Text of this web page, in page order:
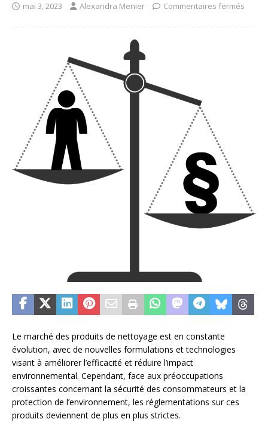
mai 3, 2023 Alexandra Menier Commentaires fermés
Le marché des produits de nettoyage est en constante
évolution, avec de nouvelles formulations et technologies
visant à améliorer l’efficacité et réduire l’impact
environnemental. Cependant, face aux préoccupations
croissantes concernant la sécurité des consommateurs et la
protection de l’environnement, les réglementations sur ces
produits deviennent de plus en plus strictes.